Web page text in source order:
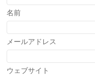
名前
メールアドレス
ウェブサイト